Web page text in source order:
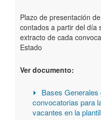
Plazo de presentación
contados a partir del día
extracto de cada
Estado
Ver documento:
Bases Generales
convocatorias para
vacantes en la